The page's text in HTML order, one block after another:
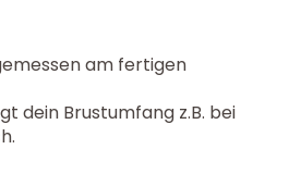
am fertigen
dein Brustumfang z.B. bei